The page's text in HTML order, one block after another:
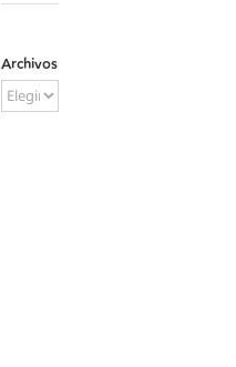
Archivos
Archivos